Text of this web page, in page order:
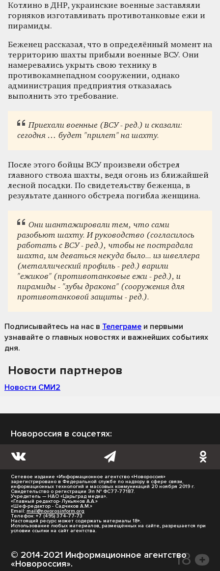
Котлино в ДНР, украинские военные заставляли
горняков изготавливать противотанковые ежи и
пирамиды.
Беженец рассказал, что в определённый момент на
территорию шахты прибыли военные ВСУ. Они
намеревались укрыть свою технику в
противокамнепадном сооружении, однако
администрация предприятия отказалась
выполнить это требование.
Приехали военные (ВСУ - ред.) и сказали:
сегодня … будет "прилет" на шахту.
После этого бойцы ВСУ произвели обстрел
главного ствола шахты, ведя огонь из ближайшей
лесной посадки. По свидетельству беженца, в
результате данного обстрела погибла женщина.
Они шантажировали тем, что сами
разобьют шахту. И руководство (согласилось
работать с ВСУ - ред.), чтобы не пострадала
шахта, им деваться некуда было... из швеллера
(металлический профиль - ред.) варили
"ежиков" (противотанковые ежи - ред.), и
пирамиды - "зубы дракона" (сооружения для
противотанковой защиты - ред.).
Подписывайтесь на нас в Телеграме и первыми
узнавайте о главных новостях и важнейших событиях
дня.
Новости партнеров
Новости СМИ2
Новороссия в соцсетях:
Сетевое издание «Информационное агентство «Новороссия»
зарегистрировано в Федеральной службе по надзору в сфере связи,
информационных технологий и массовых коммуникаций 20 ноября 2019 г.
Свидетельство о регистрации Эл № ФС77-77187.
Учредитель — НАО «Царьград медиа».
«Главный редактор- Лукьянов А.А.»
«Шеф-редактор - Садчиков А.М.»
Email: mail@novorosinform.org
Телефон: +7 (495) 374-77-73
Настоящий ресурс может содержать материалы 18+.
Использование любых материалов, размещённых на сайте, разрешается при
условии ссылки на сайт агентства.
© 2014-2021 Информационное агентство
«Новороссия».